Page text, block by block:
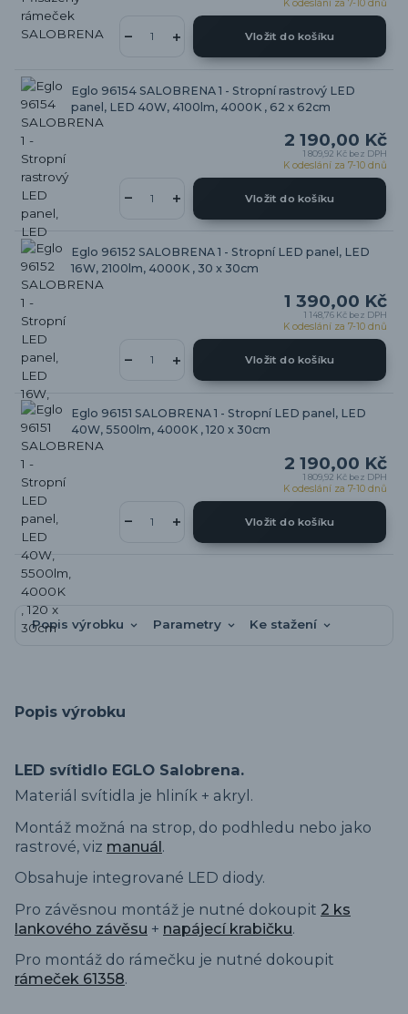
K odeslání za 7-10 dnů
Vložit do košíku
Eglo 96154 SALOBRENA 1 - Stropní rastrový LED
panel, LED 40W, 4100lm, 4000K , 62 x 62cm
2 190,00 Kč
1 809,92 Kč bez DPH
K odeslání za 7-10 dnů
Vložit do košíku
Eglo 96152 SALOBRENA 1 - Stropní LED panel, LED
16W, 2100lm, 4000K , 30 x 30cm
1 390,00 Kč
1 148,76 Kč bez DPH
K odeslání za 7-10 dnů
Vložit do košíku
Eglo 96151 SALOBRENA 1 - Stropní LED panel, LED
40W, 5500lm, 4000K , 120 x 30cm
2 190,00 Kč
1 809,92 Kč bez DPH
K odeslání za 7-10 dnů
Vložit do košíku
Popis výrobku Parametry Ke stažení
Popis výrobku
LED svítidlo EGLO Salobrena.
Materiál svítidla je hliník + akryl.
Montáž možná na strop, do podhledu nebo jako
rastrové, viz manuál.
Obsahuje integrované LED diody.
Pro závěsnou montáž je nutné dokoupit 2 ks
lankového závěsu + napájecí krabičku.
Pro montáž do rámečku je nutné dokoupit
rámeček 61358.